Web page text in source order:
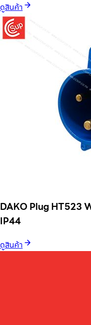
ดูสินค้า
DAKO Plug HT523
IP44
ดูสินค้า